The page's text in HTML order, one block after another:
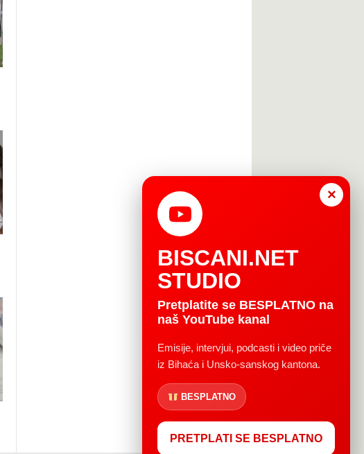
×
BISCANI.NET
STUDIO
Pretplatite se BESPLATNO na
naš YouTube kanal
Emisije, intervjui, podcasti i video priče
iz Bihaća i Unsko-sanskog kantona.
BESPLATNO
PRETPLATI SE BESPLATNO